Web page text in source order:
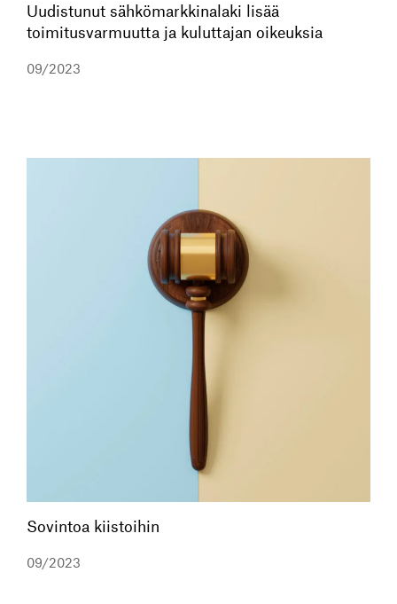
Uudistunut sähkömarkkinalaki lisää
toimitusvarmuutta ja kuluttajan oikeuksia
09/2023
Sovintoa kiistoihin
09/2023